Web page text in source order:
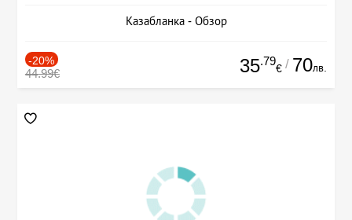
Казабланка - Обзор
-20%
44.99€ 35.79
€ / 70лв.